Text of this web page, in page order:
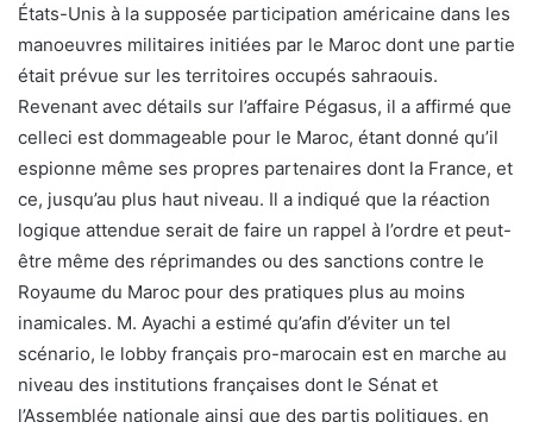
États-Unis à la supposée participation américaine dans les
manoeuvres militaires initiées par le Maroc dont une partie
était prévue sur les territoires occupés sahraouis.
Revenant avec détails sur l’affaire Pégasus, il a affirmé que
celleci est dommageable pour le Maroc, étant donné qu’il
espionne même ses propres partenaires dont la France, et
ce, jusqu’au plus haut niveau. Il a indiqué que la réaction
logique attendue serait de faire un rappel à l’ordre et peut-
être même des réprimandes ou des sanctions contre le
Royaume du Maroc pour des pratiques plus au moins
inamicales. M. Ayachi a estimé qu’afin d’éviter un tel
scénario, le lobby français pro-marocain est en marche au
niveau des institutions françaises dont le Sénat et
l’Assemblée nationale ainsi que des partis politiques, en